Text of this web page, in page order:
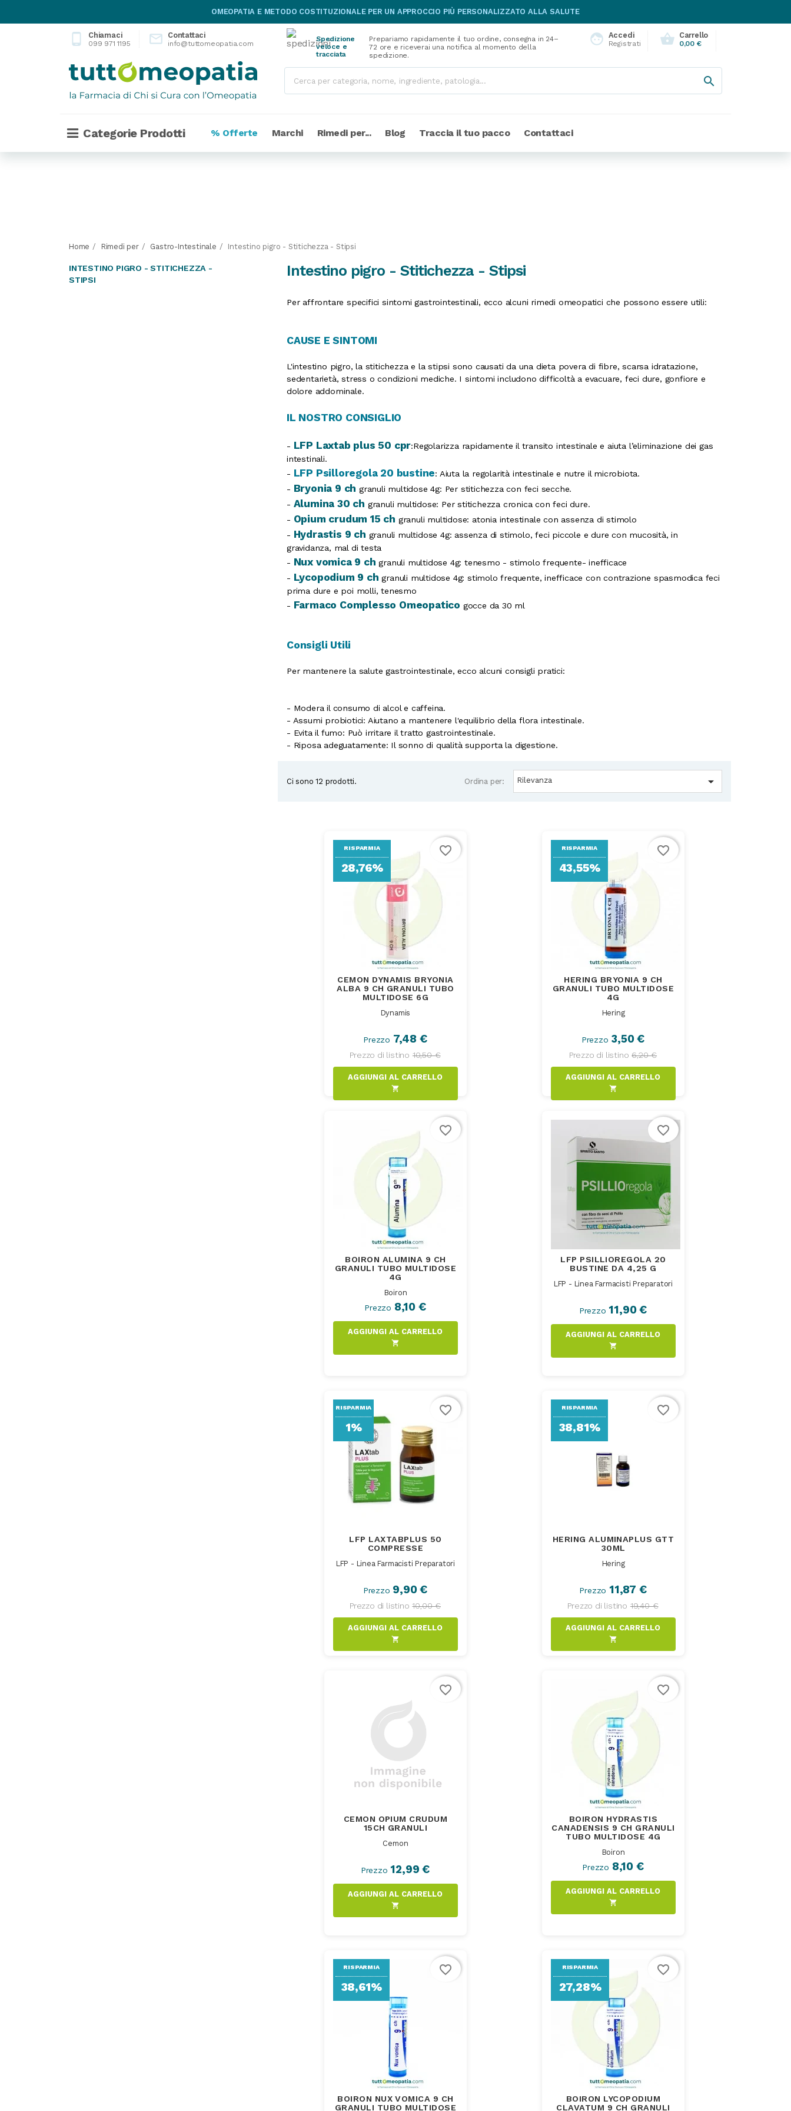
OMEOPATIA E METODO COSTITUZIONALE PER UN APPROCCIO PIÙ PERSONALIZZATO ALLA SALUTE
phone_android Chiamaci
099 971 1195  Contattaci
info@tuttomeopatia.com face Accedi
Registrati shopping_basket Carrello
0,00 €
Spedizione
veloce e
tracciata
Prepariamo rapidamente il tuo ordine, consegna in 24–
72 ore e riceverai una notifica al momento della
spedizione.

Categorie Prodotti % Offerte Marchi Rimedi per... Blog Traccia il tuo pacco Contattaci
Home Rimedi per Gastro-Intestinale Intestino pigro - Stitichezza - Stipsi
INTESTINO PIGRO - STITICHEZZA -
STIPSI
Intestino pigro - Stitichezza - Stipsi
Per affrontare specifici sintomi gastrointestinali, ecco alcuni rimedi omeopatici che possono essere utili:
CAUSE E SINTOMI
L'intestino pigro, la stitichezza e la stipsi sono causati da una dieta povera di fibre, scarsa idratazione,
sedentarietà, stress o condizioni mediche. I sintomi includono difficoltà a evacuare, feci dure, gonfiore e
dolore addominale.
IL NOSTRO CONSIGLIO
- LFP Laxtab plus 50 cpr:Regolarizza rapidamente il transito intestinale e aiuta l’eliminazione dei gas
intestinali.
- LFP Psilloregola 20 bustine: Aiuta la regolarità intestinale e nutre il microbiota.
- Bryonia 9 ch granuli multidose 4g: Per stitichezza con feci secche.
- Alumina 30 ch granuli multidose: Per stitichezza cronica con feci dure.
- Opium crudum 15 ch granuli multidose: atonia intestinale con assenza di stimolo
- Hydrastis 9 ch granuli multidose 4g: assenza di stimolo, feci piccole e dure con mucosità, in
gravidanza, mal di testa
- Nux vomica 9 ch granuli multidose 4g: tenesmo - stimolo frequente- inefficace
- Lycopodium 9 ch granuli multidose 4g: stimolo frequente, inefficace con contrazione spasmodica feci
prima dure e poi molli, tenesmo
- Farmaco Complesso Omeopatico gocce da 30 ml
Consigli Utili
Per mantenere la salute gastrointestinale, ecco alcuni consigli pratici:
- Modera il consumo di alcol e caffeina.
- Assumi probiotici: Aiutano a mantenere l'equilibrio della flora intestinale.
- Evita il fumo: Può irritare il tratto gastrointestinale.
- Riposa adeguatamente: Il sonno di qualità supporta la digestione.
Ci sono 12 prodotti. Ordina per: Rilevanza 
CEMON DYNAMIS BRYONIA
ALBA 9 CH GRANULI TUBO
MULTIDOSE 6G
Dynamis
Prezzo 7,48 €
Prezzo di listino 10,50 €
shopping_cart
RISPARMIA
28,76%
favorite_border
HERING BRYONIA 9 CH
GRANULI TUBO MULTIDOSE
4G
Hering
Prezzo 3,50 €
Prezzo di listino 6,20 €
shopping_cart
RISPARMIA
43,55%
favorite_border
BOIRON ALUMINA 9 CH
GRANULI TUBO MULTIDOSE
4G
Boiron
Prezzo 8,10 €
shopping_cart
favorite_border
LFP PSILLIOREGOLA 20
BUSTINE DA 4,25 G
LFP - Linea Farmacisti Preparatori
Prezzo 11,90 €
shopping_cart
favorite_border
LFP LAXTABPLUS 50
COMPRESSE
LFP - Linea Farmacisti Preparatori
Prezzo 9,90 €
Prezzo di listino 10,00 €
shopping_cart
RISPARMIA
1%
favorite_border
HERING ALUMINAPLUS GTT
30ML
Hering
Prezzo 11,87 €
Prezzo di listino 19,40 €
shopping_cart
RISPARMIA
38,81%
favorite_border
CEMON OPIUM CRUDUM
15CH GRANULI
Cemon
Prezzo 12,99 €
shopping_cart
favorite_border
BOIRON HYDRASTIS
CANADENSIS 9 CH GRANULI
TUBO MULTIDOSE 4G
Boiron
Prezzo 8,10 €
shopping_cart
favorite_border
BOIRON NUX VOMICA 9 CH
GRANULI TUBO MULTIDOSE
RISPARMIA
38,61%
favorite_border
BOIRON LYCOPODIUM
CLAVATUM 9 CH GRANULI
RISPARMIA
27,28%
favorite_border